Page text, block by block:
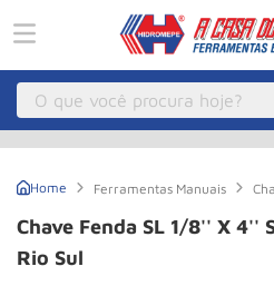
O que você procura hoje?
Ferramentas Manuais
Chave Fenda SL 1/8'' X 4''
Rio Sul
º Macaco Hidraulico